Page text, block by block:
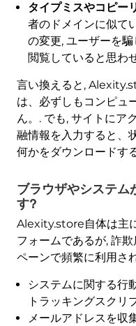
タイプミスやコピー
者のドメインに似て
の変更, ユーザーを
閲覧していると思わ
言い換えると,
は、必ずしもコンピュ
ん。. でも, サイトにア
融情報を入力すると、
何かをダウンロードす
ブラウザやシステム
す?
Alexity.store自体は主
フォームであるが, 詐
ペーンで頻繁に利用さ
システムに関する行
トラッキングスクリ
メールアドレスを収